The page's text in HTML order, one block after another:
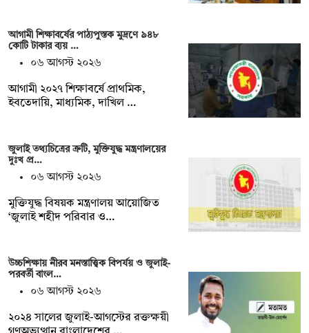
আগামী শিক্ষাবর্ষের পাঠ্যপুস্তক মুদ্রণে ৯৪৮
কোটি টাকার ব্যয় …
০৬ আগস্ট ২০২৬
আগামী ২০২৭ শিক্ষাবর্ষে প্রাথমিক,
ইবতেদায়ি, মাধ্যমিক, দাখিল …
জুলাই তথ্যচিত্রের ত্রুটি, মুক্তিযুদ্ধ মন্ত্রণালয়ের
দুঃখ প্র…
০৬ আগস্ট ২০২৬
মুক্তিযুদ্ধ বিষয়ক মন্ত্রণালয় আয়োজিত
‘জুলাই শহীদ পরিবার ও…
উচ্চশিক্ষায় নীরব মনস্তাত্ত্বিক বিপর্যয় ও জুলাই-
পরবর্তী বাংল…
০৬ আগস্ট ২০২৬
২০২৪ সালের জুলাই-আগস্টের রক্তক্ষয়ী